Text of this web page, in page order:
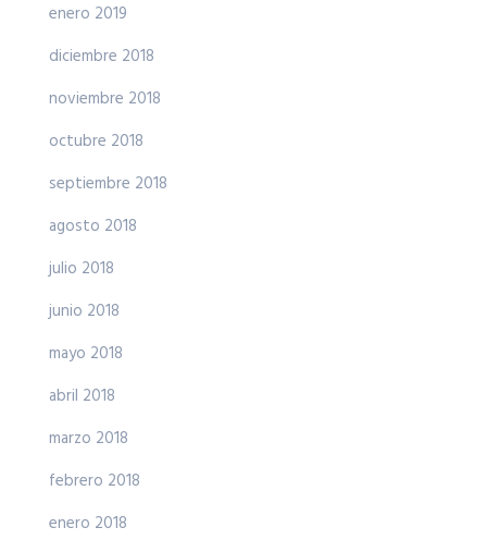
enero 2019
diciembre 2018
noviembre 2018
octubre 2018
septiembre 2018
agosto 2018
julio 2018
junio 2018
mayo 2018
abril 2018
marzo 2018
febrero 2018
enero 2018